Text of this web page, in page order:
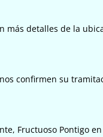
más detalles de la
confirmen su
Fructuoso Pontigo